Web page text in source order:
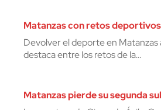
Matanzas con retos deportivos
Devolver el deporte en Matanzas
destaca entre los retos de la…
Matanzas pierde su segunda